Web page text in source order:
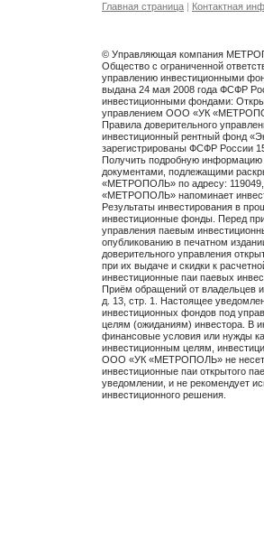
Главная страница | Контактная
© Управляющая компания
Общество с ограниченной
управлению инвестиционными
выдана 24 мая 2008 года ФСФР
инвестиционными фондами:
управлением ООО «УК
Правила доверительного
инвестиционный рентный фонд
зарегистрированы ФСФР России
Получить подробную информацию
документами, подлежащими
«МЕТРОПОЛЬ» по адресу: 119049,
«МЕТРОПОЛЬ» напоминает
Результаты инвестирования в
инвестиционные фонды. Перед
управления паевым
опубликованию в печатном
доверительного управления
при их выдаче и скидки к
инвестиционные паи паевых
Приём обращений от владельцев
д. 13, стр. 1. Настоящее
инвестиционных фондов под
целям (ожиданиям) инвестора. В
финансовые условия или нужды
инвестиционным целям,
ООО «УК «МЕТРОПОЛЬ» не несет
инвестиционные паи открытого
уведомлении, и не рекомендует
инвестиционного решения.